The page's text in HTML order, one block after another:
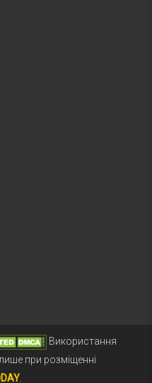
Використання
при розміщенні